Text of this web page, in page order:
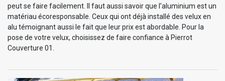
peut se faire facilement. Il faut aussi savoir que l’aluminium est un
matériau écoresponsable. Ceux qui ont déjà installé des velux en
alu témoignant aussi le fait que leur prix est abordable. Pour la
pose de votre velux, choisissez de faire confiance à Pierrot
Couverture 01.